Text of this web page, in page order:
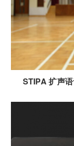
STIPA 扩声